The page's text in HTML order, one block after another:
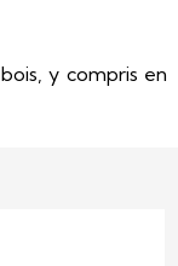
y compris en